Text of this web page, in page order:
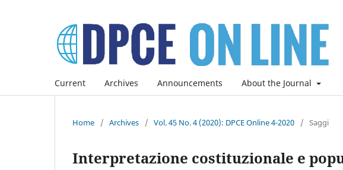
Current Archives Announcements About the Journal
Home / Archives / Vol. 45 No. 4 (2020): DPCE Online 4-2020 / Saggi
Interpretazione costituzionale e